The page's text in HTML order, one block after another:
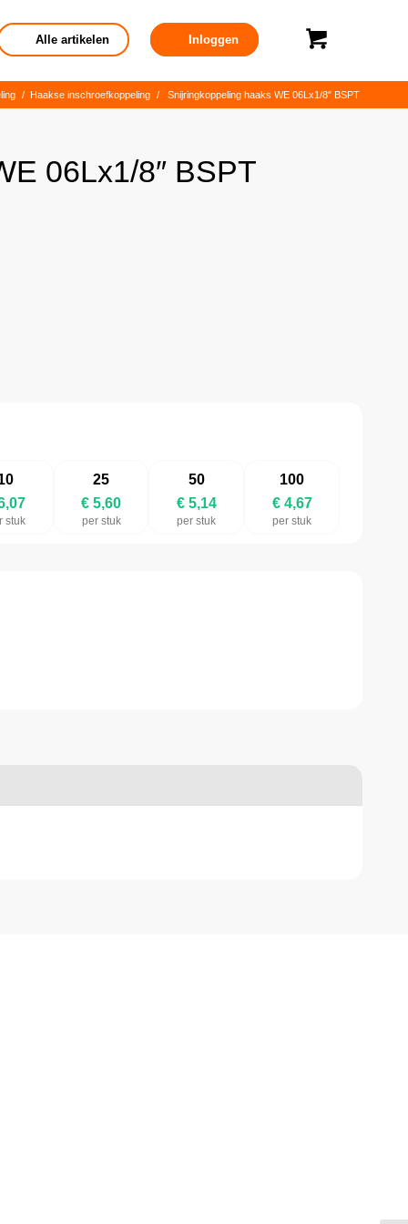
Alle artikelen Inloggen
/ Haakse inschroefkoppeling / Snijringkoppeling haaks WE 06Lx1/8″ BSPT
06Lx1/8″ BSPT
stuk
25
€ 5,60
per stuk
50
€ 5,14
per stuk
100
€ 4,67
per stuk